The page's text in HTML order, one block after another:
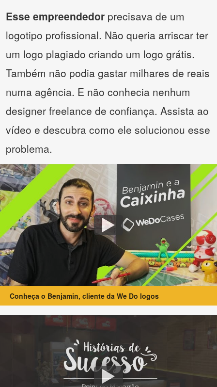
Esse empreendedor precisava de um
logotipo profissional. Não queria arriscar ter
um logo plagiado criando um logo grátis.
Também não podia gastar milhares de reais
numa agência. E não conhecia nenhum
designer freelance de confiança. Assista ao
vídeo e descubra como ele solucionou esse
problema.
Conheça o Benjamin, cliente da We Do logos